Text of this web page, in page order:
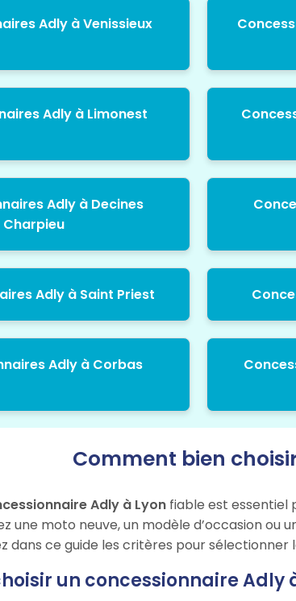
Adly à Venissieux
Adly à Limonest
Adly à Decines
Charpieu
Adly à Saint Priest
Adly à Corbas
Comment bien
Adly à Lyon fiable est essentiel
une moto neuve, un modèle d’occasion ou
dans ce guide les critères pour sélectionner
un concessionnaire